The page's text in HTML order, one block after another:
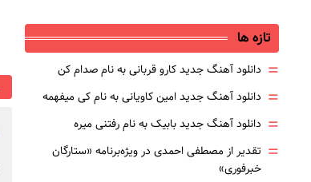
تازه ها
= دانلود آهنگ جدید کارو قربانی به نام صدام کن
= دانلود آهنگ جدید امین کاویانی به نام کی میفهمه
= دانلود آهنگ جدید بابیک به نام رفتنی میره
= تقدیر از مصطفی احمدی در ویژه‌برنامه «ستارگان
خبرفوری»